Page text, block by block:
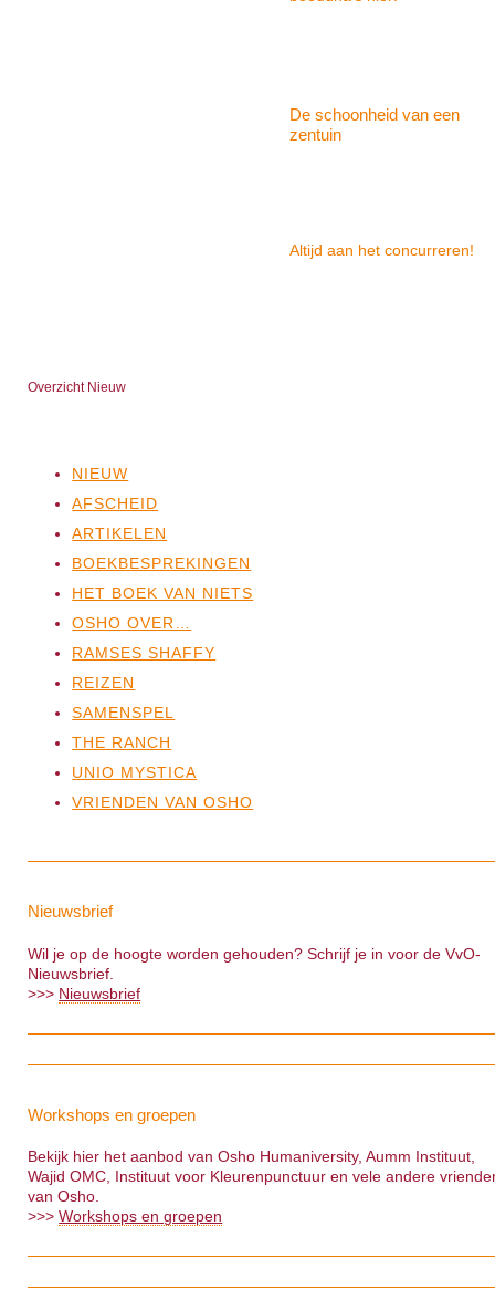
De schoonheid van een
zentuin
Altijd aan het concurreren!
Overzicht Nieuw
NIEUW
AFSCHEID
ARTIKELEN
BOEKBESPREKINGEN
HET BOEK VAN NIETS
OSHO OVER…
RAMSES SHAFFY
REIZEN
SAMENSPEL
THE RANCH
UNIO MYSTICA
VRIENDEN VAN OSHO
Nieuwsbrief
Wil je op de hoogte worden gehouden? Schrijf je in voor de VvO-
Nieuwsbrief.
>>> Nieuwsbrief
Workshops en groepen
Bekijk hier het aanbod van Osho Humaniversity, Aumm Instituut,
Wajid OMC, Instituut voor Kleurenpunctuur en vele andere
van Osho.
>>>Workshops en groepen